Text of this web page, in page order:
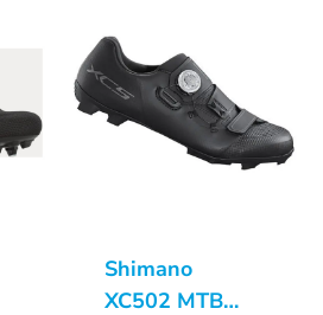
Shimano
XC502 MTB